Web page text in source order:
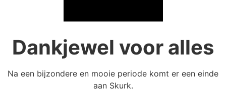
Dankjewel voor alles
Na een bijzondere en mooie periode komt er een einde
aan Skurk.